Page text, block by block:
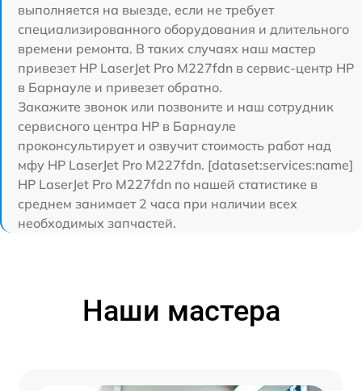
выполняется на выезде, если не требует
специализированного оборудования и длительного
времени ремонта. В таких случаях наш мастер
привезет HP LaserJet Pro M227fdn в сервис-центр HP
в Барнауле и привезет обратно.
Закажите звонок или позвоните и наш сотрудник
сервисного центра HP в Барнауле
проконсультирует и озвучит стоимость работ над
мфу HP LaserJet Pro M227fdn. [dataset:services:name]
HP LaserJet Pro M227fdn по нашей статистике в
среднем занимает 2 часа при наличии всех
необходимых запчастей.
Наши мастера